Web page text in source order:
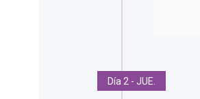
Día 2 - JUE.